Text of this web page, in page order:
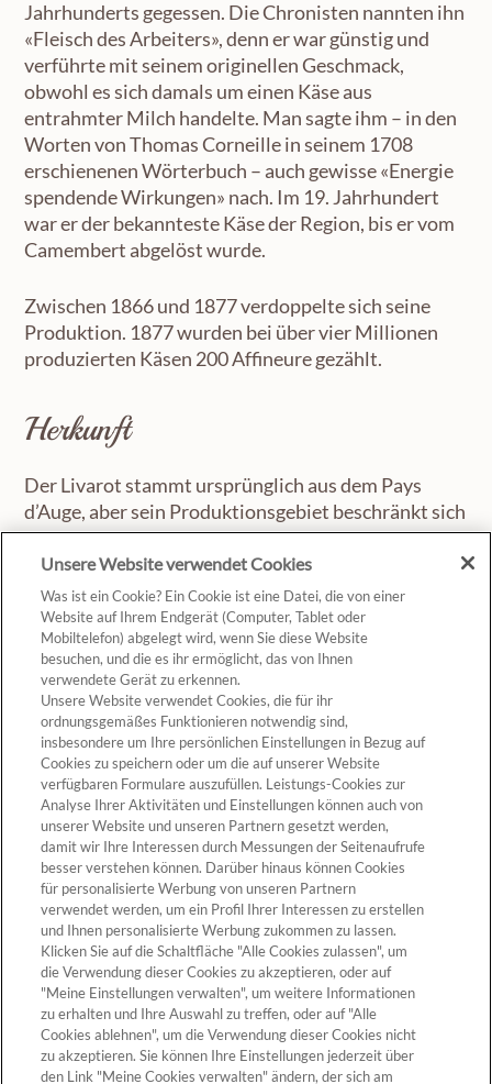
Jahrhunderts gegessen. Die Chronisten nannten ihn
«Fleisch des Arbeiters», denn er war günstig und
verführte mit seinem originellen Geschmack,
obwohl es sich damals um einen Käse aus
entrahmter Milch handelte. Man sagte ihm – in den
Worten von Thomas Corneille in seinem 1708
erschienenen Wörterbuch – auch gewisse «Energie
spendende Wirkungen» nach. Im 19. Jahrhundert
war er der bekannteste Käse der Region, bis er vom
Camembert abgelöst wurde.
Zwischen 1866 und 1877 verdoppelte sich seine
Produktion. 1877 wurden bei über vier Millionen
produzierten Käsen 200 Affineure gezählt.
Herkunft
Der Livarot stammt ursprünglich aus dem Pays
d’Auge, aber sein Produktionsgebiet beschränkt sich
auf einige Dörfer rund um Livarot, das ihm seinen
Namen gegeben hat. Einst wurde der Käse aus der
Magermilch eines einzigen Bauernhofes hergestellt,
heute jedoch verlangt die Appellation d’Origine
Contrôlée die Verwendung von nicht pasteurisierter
Milch und beschränkt das Produktionsgebiet strikt
auf das Pays d’Auge in den Departementen Calvados
und Orne, vor allem das Vallée de la Viette und das
Vallée de la Vie.
Cookie-Einstellungen
Kontakt >
Unsere Website verwendet Cookies
Was ist ein Cookie? Ein Cookie ist eine Datei, die von einer
Website auf Ihrem Endgerät (Computer, Tablet oder
Mobiltelefon) abgelegt wird, wenn Sie diese Website
besuchen, und die es ihr ermöglicht, das von Ihnen
verwendete Gerät zu erkennen.
Unsere Website verwendet Cookies, die für ihr
ordnungsgemäßes Funktionieren notwendig sind,
insbesondere um Ihre persönlichen Einstellungen in Bezug auf
Cookies zu speichern oder um die auf unserer Website
verfügbaren Formulare auszufüllen. Leistungs-Cookies zur
Analyse Ihrer Aktivitäten und Einstellungen können auch von
unserer Website und unseren Partnern gesetzt werden,
damit wir Ihre Interessen durch Messungen der Seitenaufrufe
besser verstehen können. Darüber hinaus können Cookies
für personalisierte Werbung von unseren Partnern
verwendet werden, um ein Profil Ihrer Interessen zu erstellen
und Ihnen personalisierte Werbung zukommen zu lassen.
Klicken Sie auf die Schaltfläche "Alle Cookies zulassen", um
die Verwendung dieser Cookies zu akzeptieren, oder auf
"Meine Einstellungen verwalten", um weitere Informationen
zu erhalten und Ihre Auswahl zu treffen, oder auf "Alle
Cookies ablehnen", um die Verwendung dieser Cookies nicht
zu akzeptieren. Sie können Ihre Einstellungen jederzeit über
den Link "Meine Cookies verwalten" ändern, der sich am